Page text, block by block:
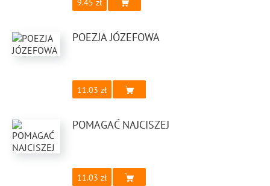
9.45
POEZJA JÓZEFOWA
11.03
POMAGAĆ NAJCISZEJ
11.03